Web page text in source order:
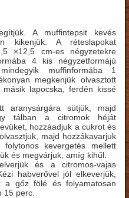
A muffintepsit kevés
kikenjük. A réteslapokat
×12,5 cm-es négyzetekre
4 kis négyzetformájú
muffinformába 1
megkenjük olvasztott
lapocska, ferdén kissé
aranysárgára sütjük, majd
tálban a citromok héját
hozzáadjuk a cukrot és
majd hozzákavarjuk
kevergetés mellett
és megvárjuk, amíg kihűl.
és a citromos-vajas
habverővel jól elkeverjük,
a gőz fölé és folyamatosan
15 perc.